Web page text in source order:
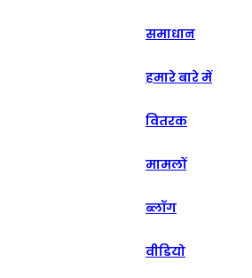
русскийसमाधान
हमारे बारे में
वितरक
मामलों
ब्लॉग
वीडियो